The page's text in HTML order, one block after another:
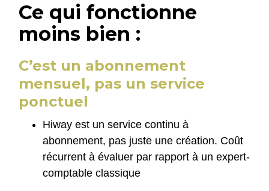
Ce qui fonctionne
moins bien :
C’est un abonnement
mensuel, pas un service
ponctuel
Hiway est un service continu à
abonnement, pas juste une création. Coût
récurrent à évaluer par rapport à un expert-
comptable classique